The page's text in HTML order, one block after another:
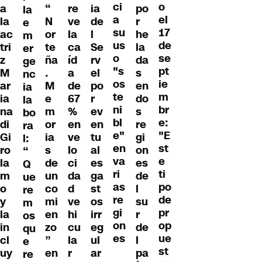
a
la
ac
tri
z
M
ar
ia
na
di
Gi
ro
la
m
o
y
la
in
cl
uy
la
e
m
er
ge
nc
ia
la
bo
ra
l:
“
Q
ue
re
m
os
qu
e
re
“
N
or
te
ña
.
M
e
m
or
ia
s
de
un
co
mi
en
zo
”
en
re
ve
la
ca
íd
a
de
67
%
en
ve
lo
ci
da
d
ve
hi
cu
la
r
ia
de
l
Se
rv
el
po
r
ev
en
tu
al
es
ga
st
os
irr
eg
ul
ar
ci
a
su
us
o
"s
os
te
ni
bl
e"
en
va
ri
as
re
gi
on
es
po
r
he
la
da
s
en
do
s
re
gi
on
es
de
l
su
r
de
l
pa
o
el
17
de
se
pt
ie
m
br
e:
"E
st
e
ti
po
de
pr
op
ue
st